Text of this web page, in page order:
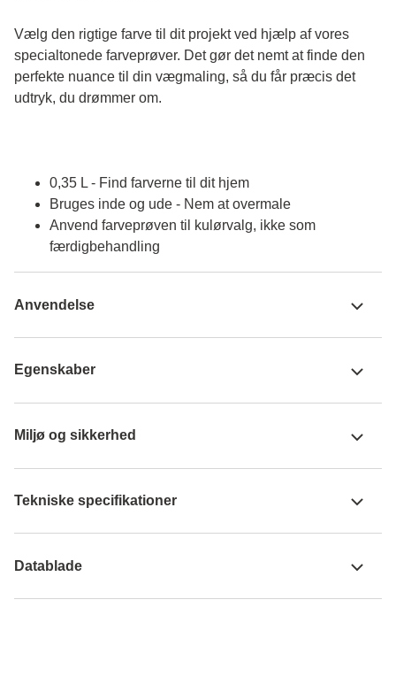
Vælg den rigtige farve til dit projekt ved hjælp af vores
specialtonede farveprøver. Det gør det nemt at finde den
perfekte nuance til din vægmaling, så du får præcis det
udtryk, du drømmer om.
0,35 L - Find farverne til dit hjem
Bruges inde og ude - Nem at overmale
Anvend farveprøven til kulørvalg, ikke som
færdigbehandling
Anvendelse
Egenskaber
Miljø og sikkerhed
Tekniske specifikationer
Datablade